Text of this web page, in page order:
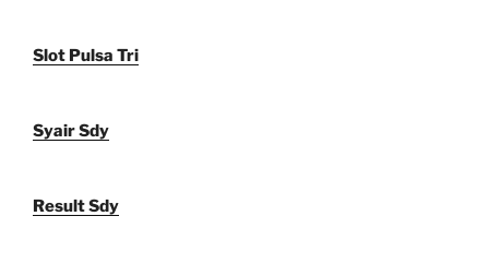
Slot Pulsa Tri
Syair Sdy
Result Sdy